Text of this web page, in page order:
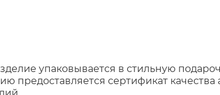
упаковывается в стильную
предоставляется сертификат